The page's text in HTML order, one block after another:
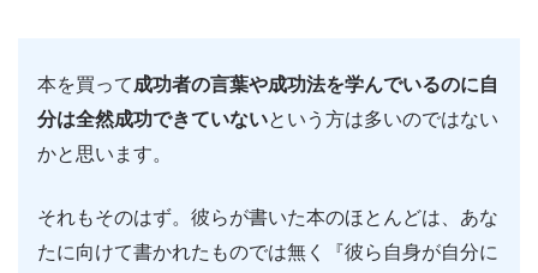
本を買って成功者の言葉や成功法を学んでいるのに自
分は全然成功できていないという方は多いのではない
かと思います。
それもそのはず。彼らが書いた本のほとんどは、あな
たに向けて書かれたものでは無く『彼ら自身が自分に